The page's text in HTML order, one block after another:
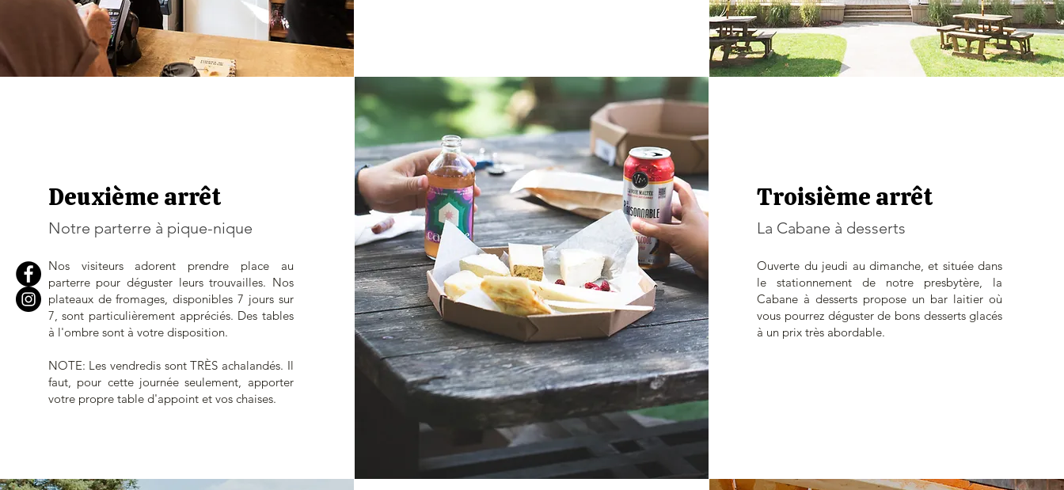
Deuxième arrêt
Notre parterre à pique-nique
Nos visiteurs adorent prendre place au
parterre pour déguster leurs trouvailles. Nos
plateaux de fromages, disponibles 7 jours sur
7, sont particulièrement appréciés. Des tables
à l'ombre sont à votre disposition.
NOTE: Les vendredis sont TRÈS achalandés. Il
faut, pour cette journée seulement, apporter
votre propre table d'appoint et vos chaises.
Troisième arrêt
La Cabane à desserts
Ouverte du jeudi au dimanche, et située dans
le stationnement de notre presbytère, la
Cabane à desserts propose un bar laitier où
vous pourrez déguster de bons desserts glacés
à un prix très abordable.